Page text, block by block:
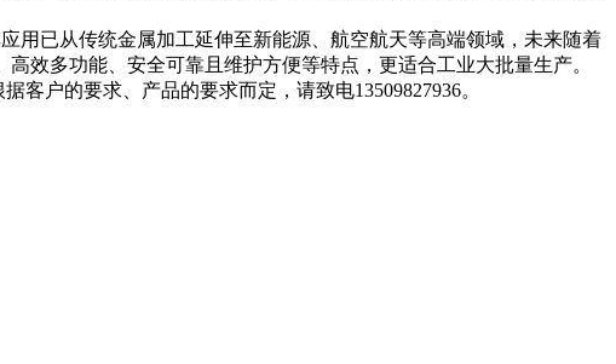
用已从传统金属加工延伸至新能源、航空航天等高端领域，未来随着
效多功能、安全可靠且维护方便等特点，更适合工业大批量生产。
户的要求、产品的要求而定，请致电13509827936。